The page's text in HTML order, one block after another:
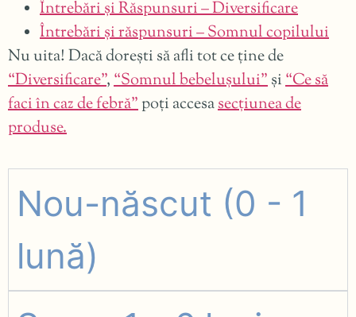
Întrebări și Răspunsuri – Diversificare
Întrebări și răspunsuri – Somnul copilului
Nu uita! Dacă dorești să afli tot ce ține de
“Diversificare”,“Somnul bebelușului”și“Ce să
faci în caz de febră”poți accesasecțiunea de
produse.
Nou-născut (0 - 1
lună)